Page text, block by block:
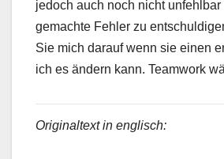
jedoch auch noch nicht unfehlbar
gemachte Fehler zu
Sie mich darauf wenn sie einen
ich es ändern kann. Teamwork
Originaltext in englisch: